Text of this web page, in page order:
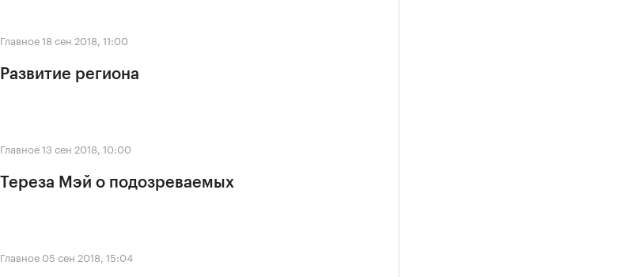
Главное18 сен 2018, 11:00
Развитие региона
Главное13 сен 2018, 10:00
Тереза Мэй о подозреваемых
Главное 05 сен 2018, 15:04